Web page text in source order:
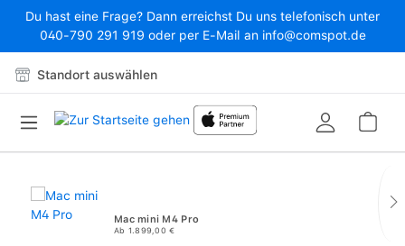
Zum Hauptinhalt springen
Du hast eine Frage? Dann erreichst Du uns telefonisch unter
040-790 291 919 oder per E-Mail an info@comspot.de
Standort auswählen
Mac mini M4 Pro
Ab 1.899,00 €